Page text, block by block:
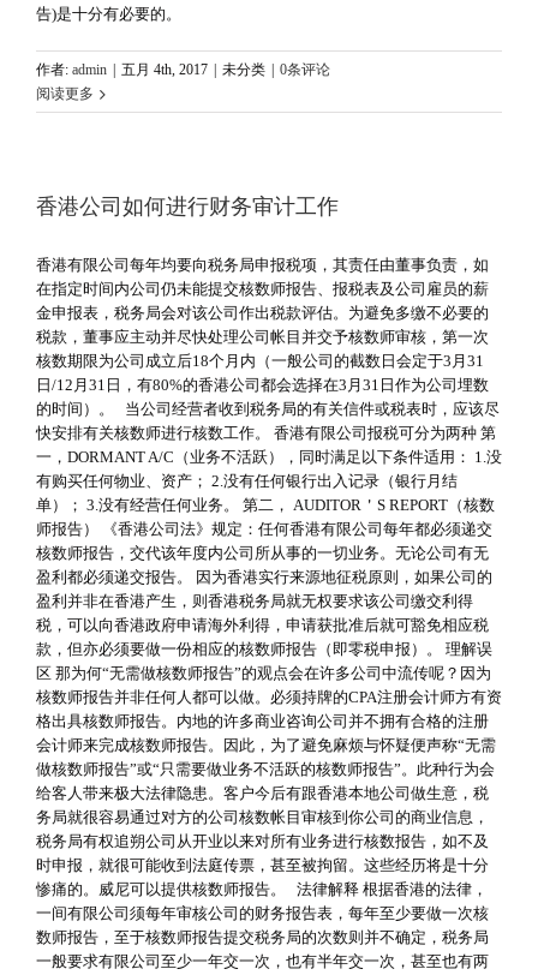
告)是十分有必要的。
作者: admin | 五月 4th, 2017 | 未分类 | 0条评论
阅读更多
香港公司如何进行财务审计工作
香港有限公司每年均要向税务局申报税项，其责任由董事负责，如
在指定时间内公司仍未能提交核数师报告、报税表及公司雇员的薪
金申报表，税务局会对该公司作出税款评估。为避免多缴不必要的
税款，董事应主动并尽快处理公司帐目并交予核数师审核，第一次
核数期限为公司成立后18个月内（一般公司的截数日会定于3月31
日/12月31日，有80%的香港公司都会选择在3月31日作为公司埋数
的时间）。 当公司经营者收到税务局的有关信件或税表时，应该尽
快安排有关核数师进行核数工作。 香港有限公司报税可分为两种 第
一，DORMANT A/C（业务不活跃），同时满足以下条件适用： 1.没
有购买任何物业、资产； 2.没有任何银行出入记录（银行月结
单）； 3.没有经营任何业务。 第二， AUDITOR＇S REPORT（核数
师报告） 《香港公司法》规定：任何香港有限公司每年都必须递交
核数师报告，交代该年度内公司所从事的一切业务。无论公司有无
盈利都必须递交报告。 因为香港实行来源地征税原则，如果公司的
盈利并非在香港产生，则香港税务局就无权要求该公司缴交利得
税，可以向香港政府申请海外利得，申请获批准后就可豁免相应税
款，但亦必须要做一份相应的核数师报告（即零税申报）。 理解误
区 那为何“无需做核数师报告”的观点会在许多公司中流传呢？因为
核数师报告并非任何人都可以做。必须持牌的CPA注册会计师方有资
格出具核数师报告。内地的许多商业咨询公司并不拥有合格的注册
会计师来完成核数师报告。因此，为了避免麻烦与怀疑便声称“无需
做核数师报告”或“只需要做业务不活跃的核数师报告”。此种行为会
给客人带来极大法律隐患。客户今后有跟香港本地公司做生意，税
务局就很容易通过对方的公司核数帐目审核到你公司的商业信息，
税务局有权追朔公司从开业以来对所有业务进行核数报告，如不及
时申报，就很可能收到法庭传票，甚至被拘留。这些经历将是十分
惨痛的。威尼可以提供核数师报告。 法律解释 根据香港的法律，
一间有限公司须每年审核公司的财务报告表，每年至少要做一次核
数师报告，至于核数师报告提交税务局的次数则并不确定，税务局
一般要求有限公司至少一年交一次，也有半年交一次，甚至也有两